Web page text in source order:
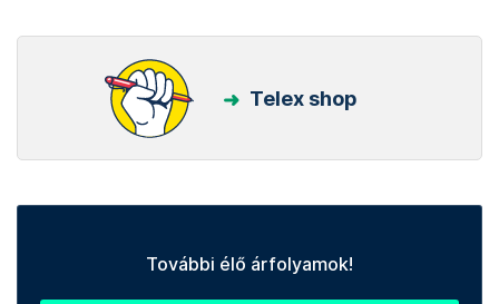
Telex shop
További élő árfolyamok!